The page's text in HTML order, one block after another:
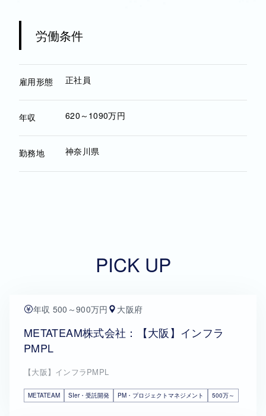
労働条件
雇用形態 正社員
年収 620～1090万円
勤務地 神奈川県
PICK UP
年収 500～900万円 大阪府
METATEAM株式会社：【大阪】インフラ
PMPL
【大阪】インフラPMPL
METATEAM SIer・受託開発 PM・プロジェクトマネジメント 500万～